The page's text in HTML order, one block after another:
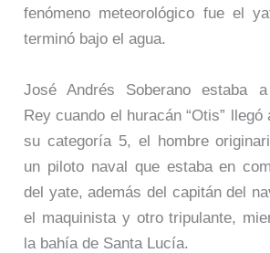
fenómeno meteorológico fue el
terminó bajo el agua.
José Andrés Soberano estaba
Rey cuando el huracán “Otis”
su categoría 5, el hombre
un piloto naval que estaba en
del yate, además del capitán del
el maquinista y otro tripulante,
la bahía de Santa Lucía.